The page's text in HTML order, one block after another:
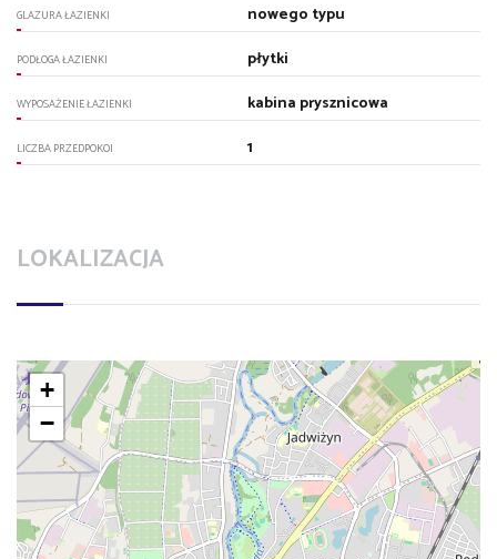
GLAZURA ŁAZIENKI nowego typu
PODŁOGA ŁAZIENKI płytki
WYPOSAŻENIE ŁAZIENKI kabina prysznicowa
LICZBA PRZEDPOKOI 1
LOKALIZACJA
+
−